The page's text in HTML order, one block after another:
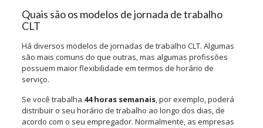
Quais são os modelos de jornada de trabalho
CLT
Há diversos modelos de jornadas de trabalho CLT. Algumas
são mais comuns do que outras, mas algumas profissões
possuem maior flexibilidade em termos de horário de
serviço.
Se você trabalha 44 horas semanais, por exemplo, poderá
distribuir o seu horário de trabalho ao longo dos dias, de
acordo com o seu empregador. Normalmente, as empresas